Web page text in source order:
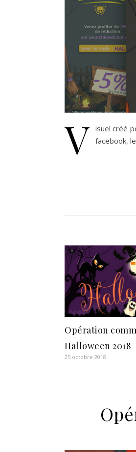
V isuel créé
facebook,
Opération
Halloween 2018
25 octobre 2018